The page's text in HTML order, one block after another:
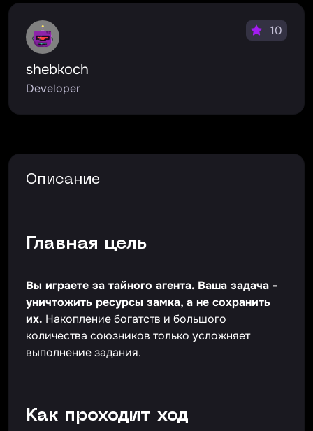
shebkoch
Developer
10
Описание
Главная цель
Вы играете за тайного агента. Ваша задача -
уничтожить ресурсы замка, а не сохранить
их. Накопление богатств и большого
количества союзников только усложняет
выполнение задания.
Как проходит ход